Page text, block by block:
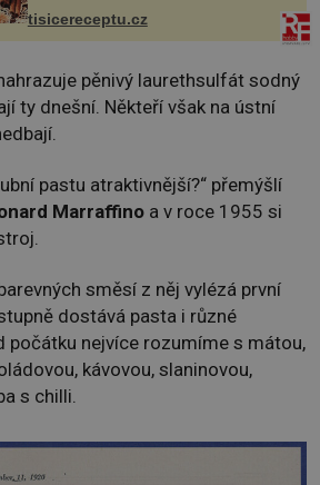
tisicereceptu.cz
pěnivý laurethsulfát sodný
ty dnešní. Někteří však na ústní
pastu atraktivnější?“ přemýšlí
Marraffino a v roce 1955 si
směsí z něj vylézá první
dostává pasta i různé
počátku nejvíce rozumíme s mátou,
kávovou, slaninovou,
s chilli.